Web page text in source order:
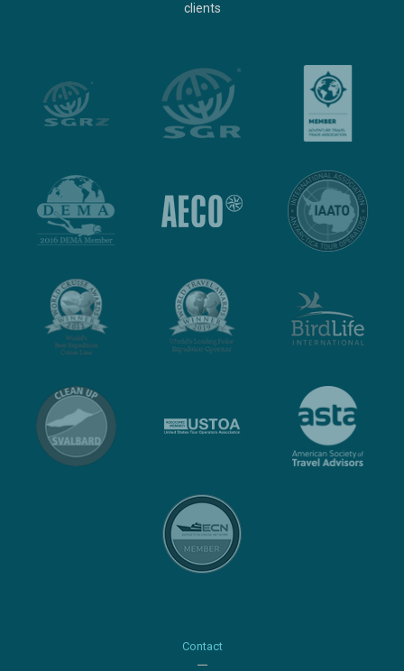
clients
Contact